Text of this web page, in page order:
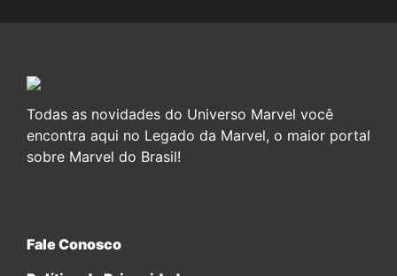
Todas as novidades do Universo Marvel você
encontra aqui no Legado da Marvel, o maior portal
sobre Marvel do Brasil!
Fale Conosco